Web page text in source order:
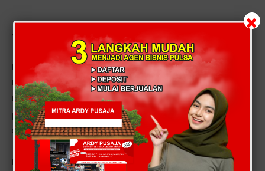
Tentang Kami
Kami adalah server, Distributor, Dealer Voucher Pulsa
Elektrik All Operator. Menyediakan Produk Voucher
Elektronik dan PPOB dengan sistem satu deposit untuk
pengisian multi operator, transaksi 24 jam non stop
setiap hari secara realtime.
Layanan kami meliputi seluruh provider seluler seperti :